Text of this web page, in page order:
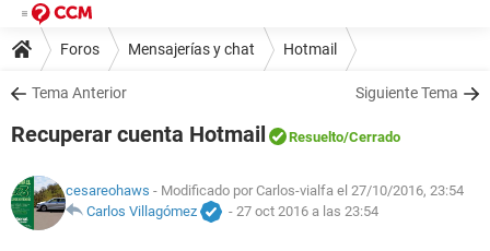
Foros Mensajerías y chat Hotmail
Tema Anterior Siguiente Tema
Recuperar cuenta Hotmail Resuelto/Cerrado
cesareohaws - Modificado por Carlos-vialfa el 27/10/2016, 23:54
Carlos Villagómez
- 27 oct 2016 a las 23:54